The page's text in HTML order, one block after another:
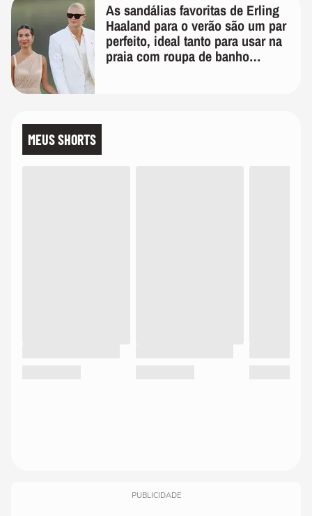
As sandálias favoritas de Erling
Haaland para o verão são um par
perfeito, ideal tanto para usar na
praia com roupa de banho
MEUS SHORTS
PUBLICIDADE